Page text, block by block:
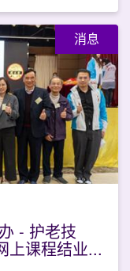
消息
- 护老技
上课程结业